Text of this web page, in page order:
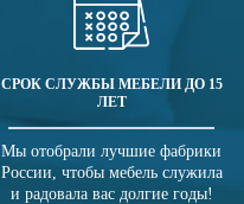
СРОК СЛУЖБЫ МЕБЕЛИ ДО 15
ЛЕТ
Мы отобрали лучшие фабрики
России, чтобы мебель служила
и радовала вас долгие годы!